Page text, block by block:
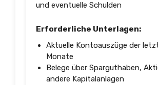
und eventuelle Schulden
Erforderliche Unterlagen:
Aktuelle Kontoauszüge der
Monate
Belege über Sparguthaben,
andere Kapitalanlagen